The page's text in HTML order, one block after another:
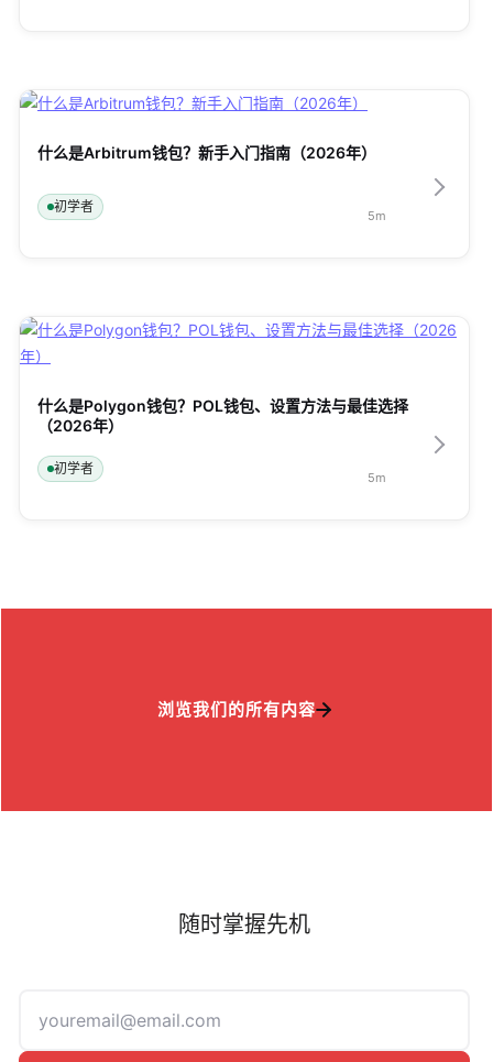
什么是Arbitrum钱包？新手入门指南（2026年）
初学者
5m
什么是Polygon钱包？POL钱包、设置方法与最佳选择
（2026年）
初学者
5m
浏览我们的所有内容
随时掌握先机